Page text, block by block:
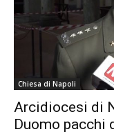
Chiesa di Napoli
Arcidiocesi di
Duomo pacchi